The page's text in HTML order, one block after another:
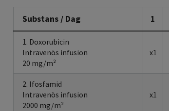
Substans / Dag 1
1. Doxorubicin
Intravenös infusion
20 mg/m²
x1
2. Ifosfamid
Intravenös infusion
2000 mg/m²
x1